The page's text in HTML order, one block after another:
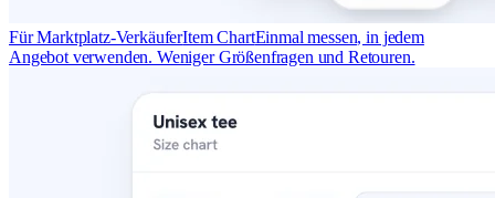
Für Marktplatz-VerkäuferItem ChartEinmal messen, in jedem
Angebot verwenden. Weniger Größenfragen und Retouren.